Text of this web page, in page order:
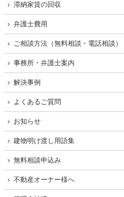
滞納家賃の回収
弁護士費用
ご相談方法（無料相談・電話相談）
事務所・弁護士案内
解決事例
よくあるご質問
お知らせ
建物明け渡し用語集
無料相談申込み
不動産オーナー様へ